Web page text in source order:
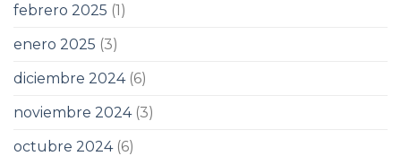
febrero 2025 (1)
enero 2025 (3)
diciembre 2024(6)
noviembre 2024(3)
octubre 2024(6)